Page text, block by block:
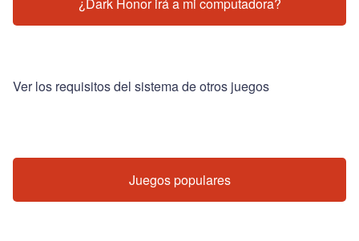
¿Dark Honor irá a mi computadora?
Ver los requisitos del sistema de otros juegos
Juegos populares